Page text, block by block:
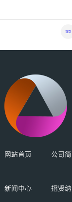
首页
网站首页 公司
新闻中心 招贤